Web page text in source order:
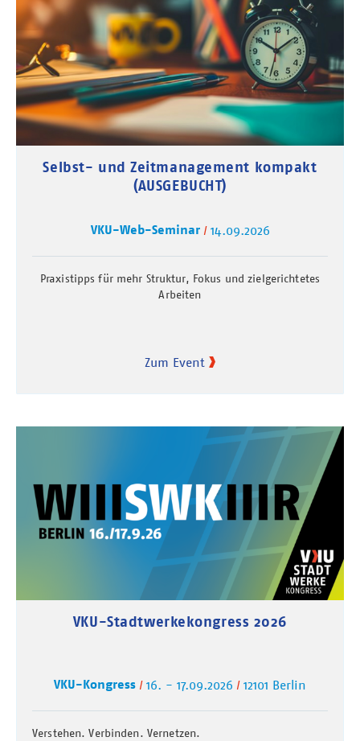
Selbst- und Zeitmanagement kompakt
(AUSGEBUCHT)
VKU-Web-Seminar 14.09.2026
Praxistipps für mehr Struktur, Fokus und zielgerichtetes
Arbeiten
Zum Event
VKU-Stadtwerkekongress 2026
VKU-Kongress 16. - 17.09.2026 12101 Berlin
Verstehen. Verbinden. Vernetzen.